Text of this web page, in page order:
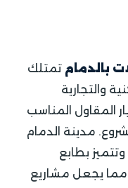
بالدمام تمتلك
والتجارية
المقاول المناسب
مدينة الدمام
بطابع
مما يجعل مشاريع